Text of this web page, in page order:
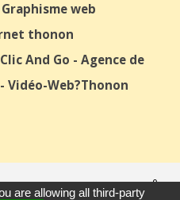
Graphisme web
thonon
And Go - Agence de
- Vidéo-Web?Thonon
Bains - Référencement Google
création site internet thonon
are allowing all third-party